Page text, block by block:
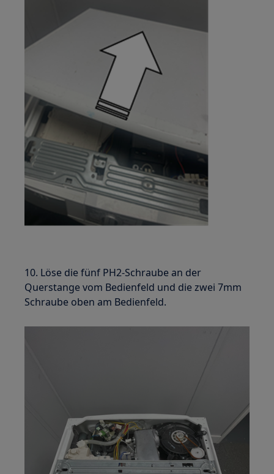
10. Löse die fünf PH2-Schraube an der
Querstange vom Bedienfeld und die zwei 7mm
Schraube oben am Bedienfeld.